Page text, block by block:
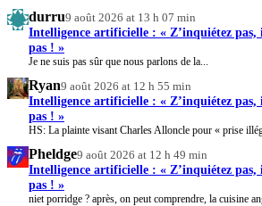
durru9 août 2026 at 13 h 07 min
Intelligence artificielle : « Z’inquiétez
pas ! »
Je ne suis pas sûr que nous parlons de la...
Ryan9 août 2026 at 12 h 55 min
Intelligence artificielle : « Z’inquiétez
pas ! »
HS: La plainte visant Charles Alloncle pour « prise
Pheldge9 août 2026 at 12 h 49 min
Intelligence artificielle : « Z’inquiétez
pas ! »
niet porridge ? après, on peut comprendre, la cuisine